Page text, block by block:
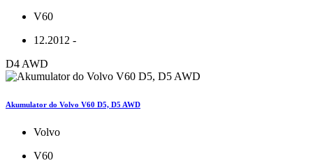
V60
12.2012 -
D4 AWD
Akumulator do Volvo V60 D5, D5 AWD
Volvo
V60